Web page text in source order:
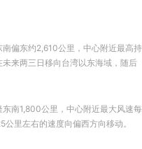
偏东约2,610公里，中心附近最高持
来两三日移向台湾以东海域，随后
南1,800公里，中心附近最大风速每
里左右的速度向偏西方向移动。